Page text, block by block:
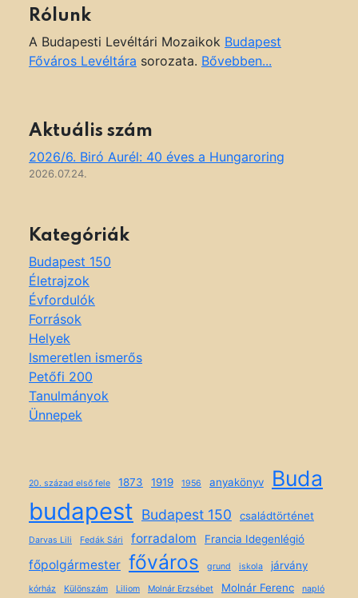
Rólunk
A Budapesti Levéltári Mozaikok Budapest
Főváros Levéltára sorozata. Bővebben...
Aktuális szám
2026/6. Biró Aurél: 40 éves a Hungaroring
2026.07.24.
Kategóriák
Budapest 150
Életrajzok
Évfordulók
Források
Helyek
Ismeretlen ismerős
Petőfi 200
Tanulmányok
Ünnepek
20. század első fele 1873 1919 1956 anyakönyv Buda
budapest Budapest 150 családtörténet
Darvas Lili Fedák Sári forradalom Francia Idegenlégió
főpolgármester főváros grund iskola járvány
kórház Különszám Liliom Molnár Erzsébet Molnár Ferenc napló